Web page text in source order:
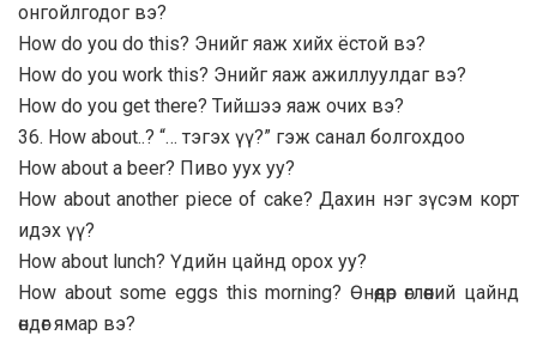
онгойлгодог вэ?
How do you do this? Энийг яаж хийх ёстой вэ?
How do you work this? Энийг яаж ажиллуулдаг вэ?
How do you get there? Тийшээ яаж очих вэ?
36. How about..? “… тэгэх үү?” гэж санал болгохдоо
How about a beer? Пиво уух уу?
How about another piece of cake? Дахин нэг зүсэм корт
идэх үү?
How about lunch? Үдийн цайнд орох уу?
How about some eggs this morning? Өнөөдөр өглөөний цайнд
өндөг ямар вэ?